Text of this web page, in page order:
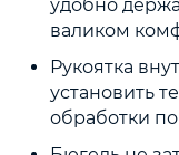
удобно
валиком
Рукоятка
установить
обработки